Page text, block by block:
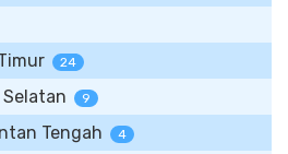
24
9
Tengah 4